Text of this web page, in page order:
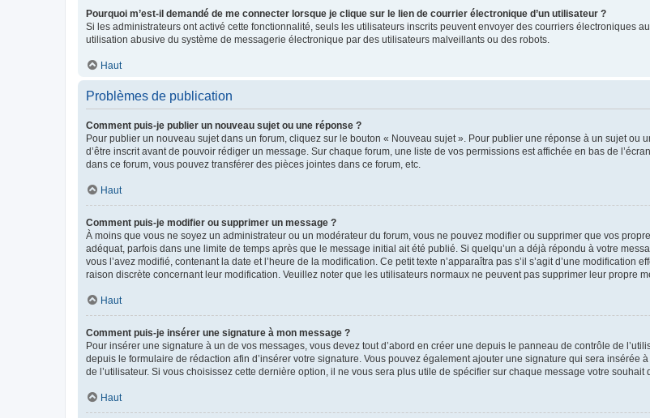
Pourquoi m’est-il demandé de me connecter lorsque je clique sur le lien de courrier électronique d’un utilisateur ?
Si les administrateurs ont activé cette fonctionnalité, seuls les utilisateurs inscrits peuvent envoyer des courriers électroniques
utilisation abusive du système de messagerie électronique par des utilisateurs malveillants ou des robots.
Haut
Problèmes de publication
Comment puis-je publier un nouveau sujet ou une réponse ?
Pour publier un nouveau sujet dans un forum, cliquez sur le bouton « Nouveau sujet ». Pour publier une réponse à un sujet
d’être inscrit avant de pouvoir rédiger un message. Sur chaque forum, une liste de vos permissions est affichée en bas de
dans ce forum, vous pouvez transférer des pièces jointes dans ce forum, etc.
Haut
Comment puis-je modifier ou supprimer un message ?
À moins que vous ne soyez un administrateur ou un modérateur du forum, vous ne pouvez modifier ou supprimer que vos
adéquat, parfois dans une limite de temps après que le message initial ait été publié. Si quelqu’un a déjà répondu à votre
vous l’avez modifié, contenant la date et l’heure de la modification. Ce petit texte n’apparaîtra pas s’il s’agit d’une
raison discrète concernant leur modification. Veuillez noter que les utilisateurs normaux ne peuvent pas supprimer leur propre
Haut
Comment puis-je insérer une signature à mon message ?
Pour insérer une signature à un de vos messages, vous devez tout d’abord en créer une depuis le panneau de contrôle de
depuis le formulaire de rédaction afin d’insérer votre signature. Vous pouvez également ajouter une signature qui sera
de l’utilisateur. Si vous choisissez cette dernière option, il ne vous sera plus utile de spécifier sur chaque message votre souhait
Haut